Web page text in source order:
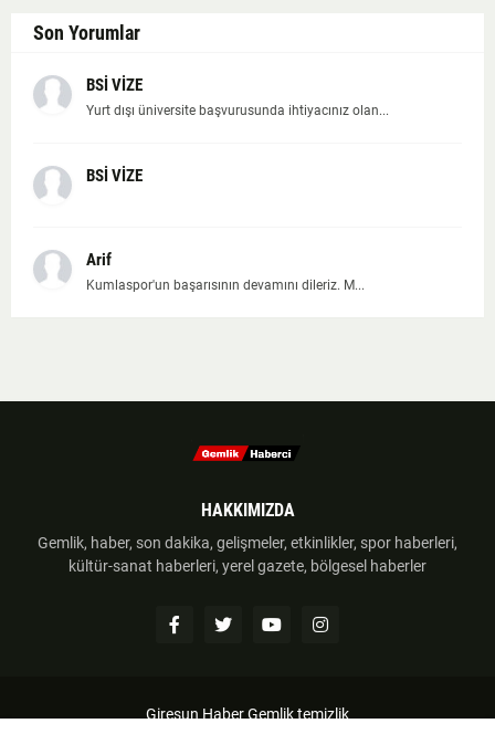
Son Yorumlar
BSİ VİZE
Yurt dışı üniversite başvurusunda ihtiyacınız olan...
BSİ VİZE
Arif
Kumlaspor'un başarısının devamını dileriz. M...
HAKKIMIZDA
Gemlik, haber, son dakika, gelişmeler, etkinlikler, spor haberleri,
kültür-sanat haberleri, yerel gazete, bölgesel haberler
Giresun HaberGemlik temizlik